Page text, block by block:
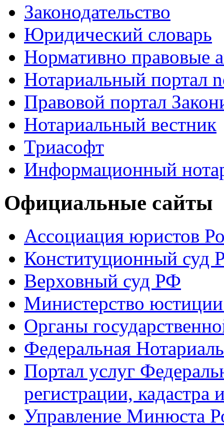
Законодательство
Юридический словарь
Нормативно правовые
Нотариальный портал
Правовой портал
Нотариальный вестник
Триасофт
Информационный
Официальные сайты
Ассоциация юристов
Конституционный суд
Верховный суд РФ
Министерство
Органы
Федеральная
Портал услуг
регистрации, кадастра
Управление Минюста